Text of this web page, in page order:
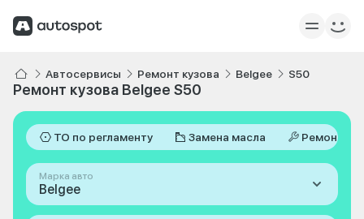
Автосервисы Ремонт кузова Belgee S50
Ремонт кузова Belgee S50
ТО по регламенту Замена масла Ремонт
Марка авто
Belgee